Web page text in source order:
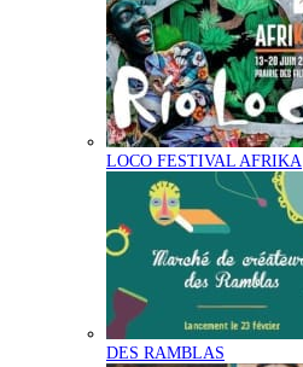
LOCO FESTIVAL AFRIKA
DES RAMBLAS